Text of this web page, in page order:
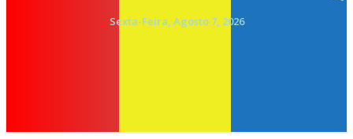
Sexta-Feira, Agosto 7, 2026